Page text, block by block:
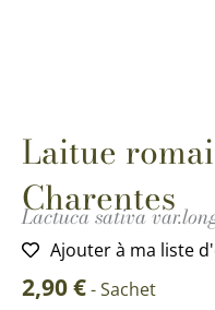
Laitue
Charentes
Lactuca sativa
Ajouter à ma liste
2,90€-Sachet